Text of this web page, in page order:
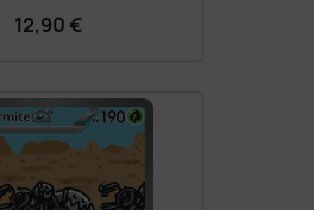
12,90 €